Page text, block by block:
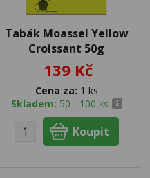
Tabák Moassel Yellow
Croissant 50g
139 Kč
Cena za: 1 ks
Skladem: 50 - 100 ks